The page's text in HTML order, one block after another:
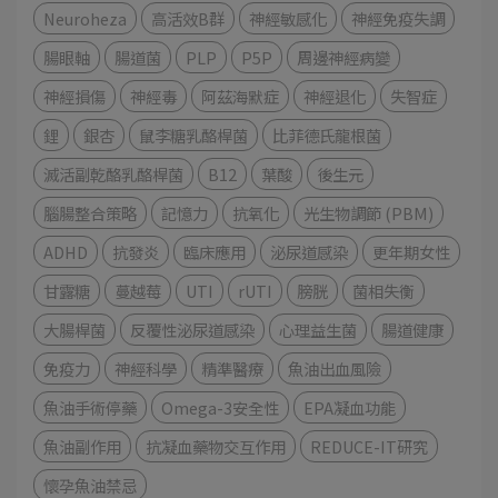
Neuroheza
高活效B群 神經敏感化
神經免疫失調
腸眼軸
腸道菌 PLP P5P
周邊神經病變
神經損傷
神經毒 阿茲海默症 神經退化
失智症
鋰
銀杏 鼠李糖乳酪桿菌
比菲德氏龍根菌
滅活副乾酪乳酪桿菌
B12 葉酸
後生元
腦腸整合策略
記憶力 抗氧化
光生物調節 (PBM)
ADHD
抗發炎 臨床應用 泌尿道感染
更年期女性
甘露糖
蔓越莓 UTI rUTI 膀胱
菌相失衡
大腸桿菌
反覆性泌尿道感染 心理益生菌
腸道健康
免疫力
神經科學 精準醫療
魚油出血風險
魚油手術停藥
Omega-3安全性
EPA凝血功能
魚油副作用
抗凝血藥物交互作用
REDUCE-IT研究
懷孕魚油禁忌